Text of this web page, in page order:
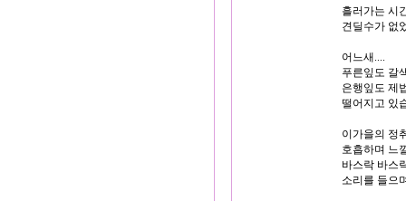
흘러가는 시
견딜수가 없
어느새....
푸른잎도 갈
은행잎도 제
떨어지고 있
이가을의 정
호흡하며 느
바스락 바스
소리를 들으